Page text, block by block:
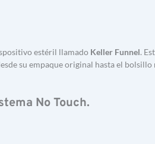
estéril llamado Keller Funnel.
su empaque original hasta el bolsillo
No Touch.